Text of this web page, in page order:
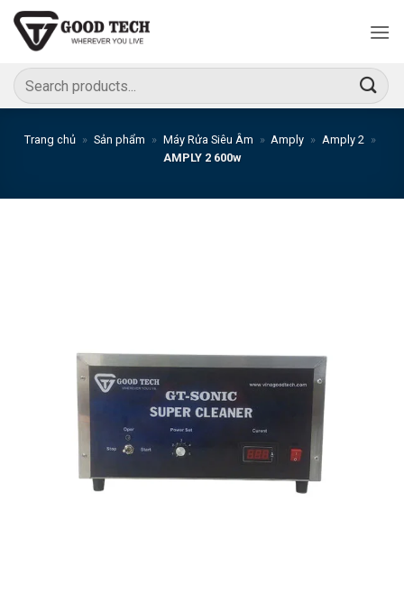
Bỏ
qua
dung
Tìm
kiếm:
Trang chủ » Sản phẩm » Máy Rửa Siêu Âm » Amply » Amply 2 »
AMPLY 2 600w